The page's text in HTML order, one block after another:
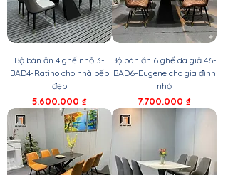
Bộ bàn ăn 4 ghế nhỏ 3-
BAD4-Ratino cho nhà bếp
đẹp
Giá
5.600.000 ₫
Bộ bàn ăn 6 ghế da giả 46-
BAD6-Eugene cho gia đình
nhỏ
Giá
7.700.000 ₫